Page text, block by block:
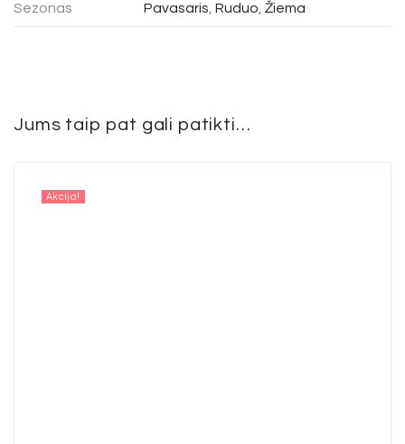
Sezonas Pavasaris, Ruduo, Žiema
Jums taip pat gali patikti…
Akcija!